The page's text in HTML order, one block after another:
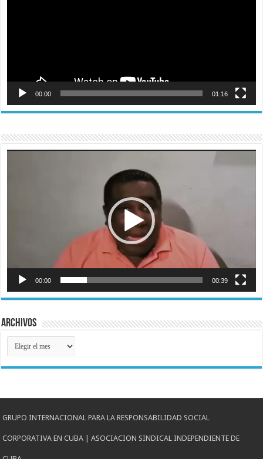
00:00 01:16
Reproductor
00:00 00:39
Archivos
Archivos
GRUPO INTERNACIONAL PARA LA RESPONSABILIDAD SOCIAL
CORPORATIVA EN CUBA | ASOCIACION SINDICAL INDEPENDIENTE DE